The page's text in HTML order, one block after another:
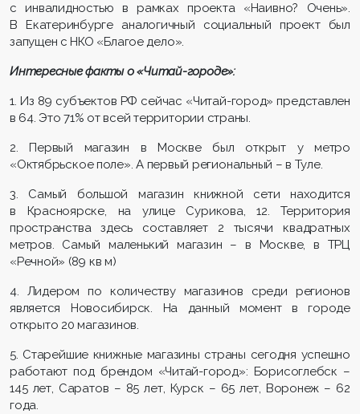
с инвалидностью в рамках проекта «Наивно? Очень».
В Екатеринбурге аналогичный социальный проект был
запущен с НКО «Благое дело».
Интересные факты о «Читай-городе»:
1. Из 89 субъектов РФ сейчас «Читай-город» представлен
в 64. Это 71% от всей территории страны.
2. Первый магазин в Москве был открыт у метро
«Октябрьское поле». А первый региональный – в Туле.
3. Самый большой магазин книжной сети находится
в Красноярске, на улице Сурикова, 12. Территория
пространства здесь составляет 2 тысячи квадратных
метров. Самый маленький магазин – в Москве, в ТРЦ
«Речной» (89 кв м)
4. Лидером по количеству магазинов среди регионов
является Новосибирск. На данный момент в городе
открыто 20 магазинов.
5. Старейшие книжные магазины страны сегодня успешно
работают под брендом «Читай-город»: Борисоглебск –
145 лет, Саратов – 85 лет, Курск – 65 лет, Воронеж – 62
года.